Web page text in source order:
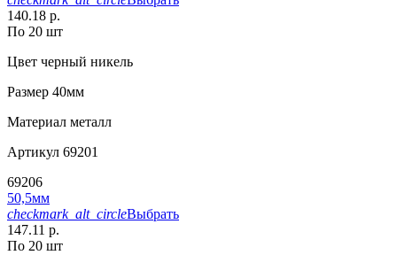
140.18 р.
По 20 шт
Цвет черный никель
Размер 40мм
Материал металл
Артикул 69201
69206
50,5мм
checkmark_alt_circleВыбрать
147.11 р.
По 20 шт